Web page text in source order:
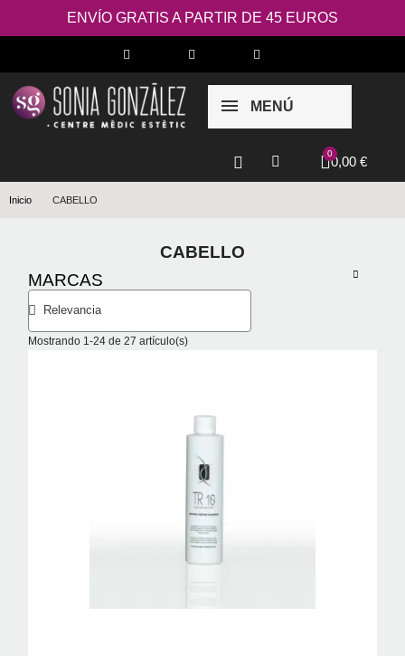
ENVÍO GRATIS A PARTIR DE 45 EUROS
MENÚ
0,00 €
Inicio CABELLO
CABELLO
MARCAS
Mostrando 1-24 de 27 artículo(s)